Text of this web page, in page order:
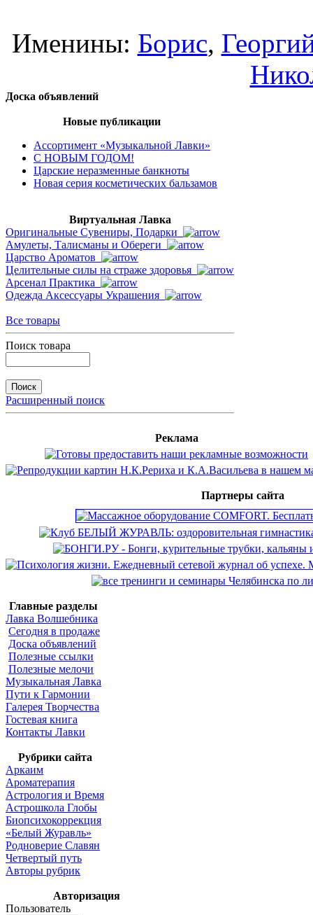
Именины: Борис,
Доска объявлений
Новые публикации
Ассортимент «Музыкальной Лавки»
С НОВЫМ ГОДОМ!
Царские неразменные банкноты
Новая серия косметических бальзамов
Виртуальная Лавка
Оригинальные Сувениры, Подарки
Амулеты, Талисманы и Обереги
Царство Ароматов
Целительные силы на страже здоровья
Арсенал Практика
Одежда Аксессуары Украшения
Все товары
Поиск товара
Расширенный поиск
Реклама
Партнеры сайта
Главные разделы
Лавка Волшебника
Сегодня в продаже
Доска объявлений
Полезные ссылки
Полезные мелочи
Музыкальная Лавка
Пути к Гармонии
Галерея Творчества
Гостевая книга
Контакты Лавки
Рубрики сайта
Аркаим
Ароматерапия
Астрология и Время
Астрошкола Глобы
Биопсихокоррекция
«Белый Журавль»
Родноверие Славян
Четвертый путь
Авторы рубрик
Авторизация
Пользователь